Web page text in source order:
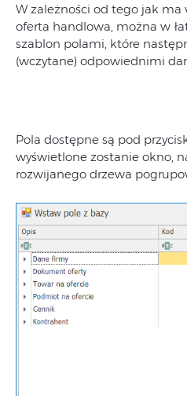
W zależności od tego jak ma
oferta handlowa, można w
szablon polami, które
(wczytane) odpowiednimi
Pola dostępne są pod
wyświetlone zostanie okno,
rozwijanego drzewa